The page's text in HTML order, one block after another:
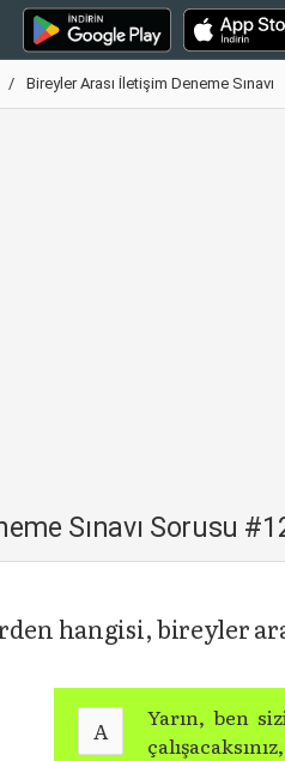
Bireyler Arası İletişim Deneme Sınavı
Sınavı Sorusu
hangisi, bireyler
A
Yarın, ben